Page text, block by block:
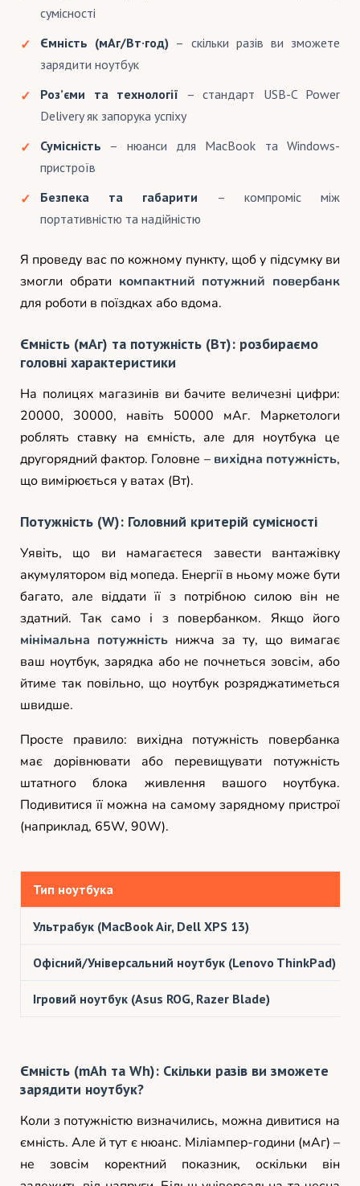
сумісності
Ємність (мАг/Вт·год) – скільки разів ви зможете
зарядити ноутбук
Роз’єми та технології – стандарт USB-C Power
Delivery як запорука успіху
Сумісність – нюанси для MacBook та Windows-
пристроїв
Безпека та габарити – компроміс між
портативністю та надійністю
Я проведу вас по кожному пункту, щоб у підсумку ви
змогли обрати компактний потужний повербанк
для роботи в поїздках або вдома.
Ємність (мАг) та потужність (Вт): розбираємо
головні характеристики
На полицях магазинів ви бачите величезні цифри:
20000, 30000, навіть 50000 мАг. Маркетологи
роблять ставку на ємність, але для ноутбука це
другорядний фактор. Головне – вихідна потужність,
що вимірюється у ватах (Вт).
Потужність (W): Головний критерій сумісності
Уявіть, що ви намагаєтеся завести вантажівку
акумулятором від мопеда. Енергії в ньому може бути
багато, але віддати її з потрібною силою він не
здатний. Так само і з повербанком. Якщо його
мінімальна потужність нижча за ту, що вимагає
ваш ноутбук, зарядка або не почнеться зовсім, або
йтиме так повільно, що ноутбук розряджатиметься
швидше.
Просте правило: вихідна потужність повербанка
має дорівнювати або перевищувати потужність
штатного блока живлення вашого ноутбука.
Подивитися її можна на самому зарядному пристрої
(наприклад, 65W, 90W).
Тип ноутбука
Ультрабук (MacBook Air, Dell XPS 13)
Офісний/Універсальний ноутбук (Lenovo ThinkPad)
Ігровий ноутбук (Asus ROG, Razer Blade)
Ємність (mAh та Wh): Скільки разів ви зможете
зарядити ноутбук?
Коли з потужністю визначились, можна дивитися на
ємність. Але й тут є нюанс. Міліампер-години (мАг) –
не зовсім коректний показник, оскільки він